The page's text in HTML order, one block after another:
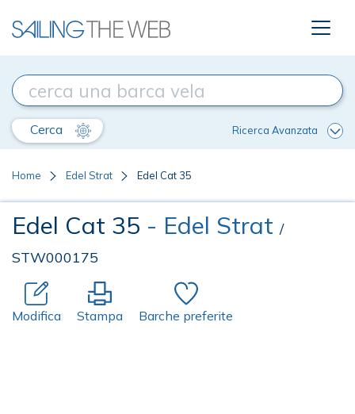
Cerca Ricerca Avanzata
Home Edel Strat Edel Cat 35
Edel Cat 35 - Edel Strat /
STW000175
Modifica Stampa Barche preferite